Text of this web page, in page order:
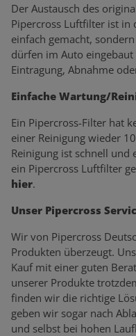
Der Austausch des
Pipercross Luftfilter ist in
einfach gemacht,
dürfen im Auto
Eintragung, Abnahme
Einfache Wartung/
Ein Pipercross-Filter hat
einer Reinigung wieder
Reinigung ist schnell und
ein Pipercross Luftfilter
hier.
Unser Pipercross
Wir von Pipercross
Produkten überzeugt.
Kauf mit einer guten
unserer Produkte
finden wir die richtige
geben wir sogar nach
und selbst bei hohen